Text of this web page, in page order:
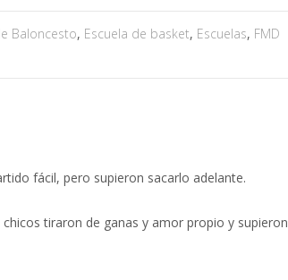
Baloncesto, Escuela de basket, Escuelas, FMD
fácil, pero supieron sacarlo adelante.
tiraron de ganas y amor propio y supieron